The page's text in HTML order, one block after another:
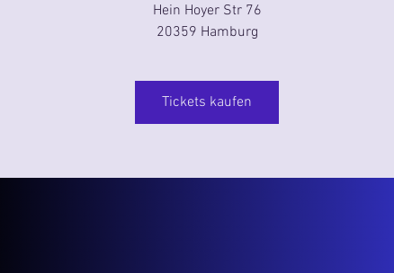
Hein Hoyer Str 76
20359 Hamburg
Tickets kaufen